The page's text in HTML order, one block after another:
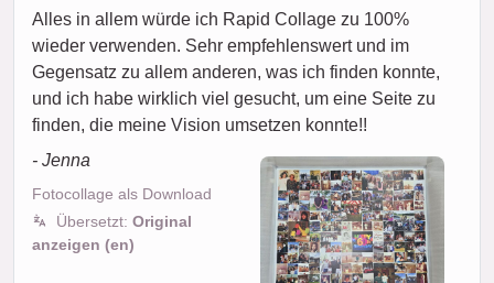
Alles in allem würde ich Rapid Collage zu 100%
wieder verwenden. Sehr empfehlenswert und im
Gegensatz zu allem anderen, was ich finden konnte,
und ich habe wirklich viel gesucht, um eine Seite zu
finden, die meine Vision umsetzen konnte!!
- Jenna
Fotocollage als Download
Übersetzt: Original
anzeigen (en)